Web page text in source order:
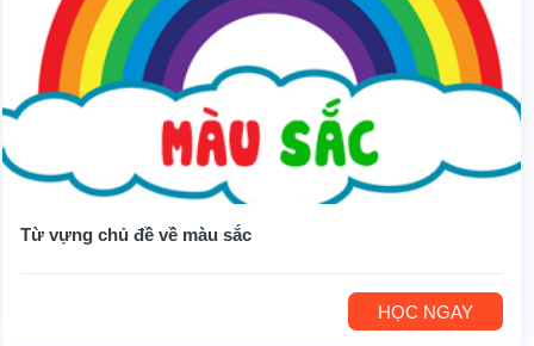
Từ vựng chủ đề về màu sắc
HỌC NGAY